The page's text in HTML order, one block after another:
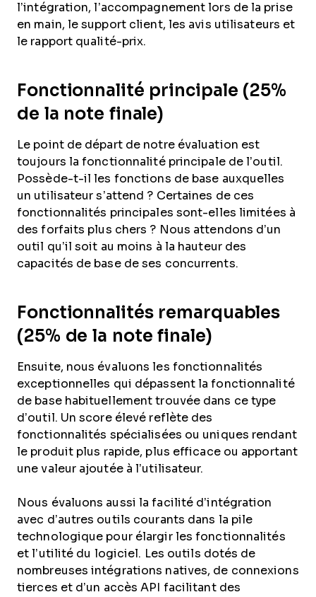
l’intégration, l’accompagnement lors de la prise
en main, le support client, les avis utilisateurs et
le rapport qualité-prix.
Fonctionnalité principale (25%
de la note finale)
Le point de départ de notre évaluation est
toujours la fonctionnalité principale de l’outil.
Possède-t-il les fonctions de base auxquelles
un utilisateur s’attend ? Certaines de ces
fonctionnalités principales sont-elles limitées à
des forfaits plus chers ? Nous attendons d’un
outil qu’il soit au moins à la hauteur des
capacités de base de ses concurrents.
Fonctionnalités remarquables
(25% de la note finale)
Ensuite, nous évaluons les fonctionnalités
exceptionnelles qui dépassent la fonctionnalité
de base habituellement trouvée dans ce type
d’outil. Un score élevé reflète des
fonctionnalités spécialisées ou uniques rendant
le produit plus rapide, plus efficace ou apportant
une valeur ajoutée à l’utilisateur.
Nous évaluons aussi la facilité d’intégration
avec d’autres outils courants dans la pile
technologique pour élargir les fonctionnalités
et l’utilité du logiciel. Les outils dotés de
nombreuses intégrations natives, de connexions
tierces et d’un accès API facilitant des